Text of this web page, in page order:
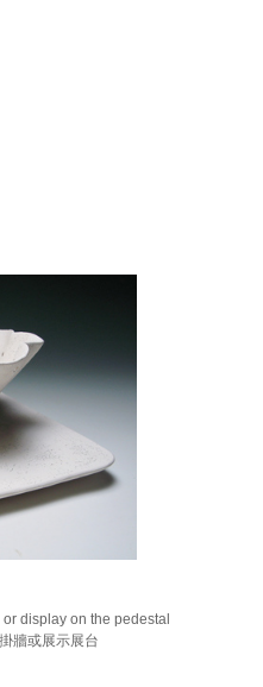
display on the pedestal
牆或展示展台